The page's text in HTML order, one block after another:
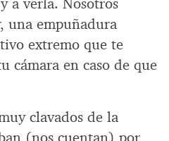
una empuñadura
extremo que te
cámara en caso de que
clavados de la